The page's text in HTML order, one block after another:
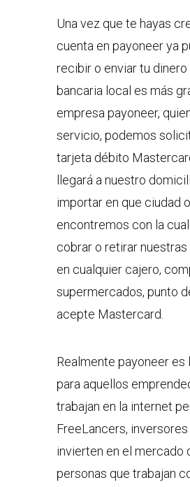
Una vez que te hayas
cuenta en payoneer ya
recibir o enviar tu dinero
bancaria local es más
empresa payoneer,
servicio, podemos
tarjeta débito
llegará a nuestro
importar en que ciudad
encontremos con la
cobrar o retirar nuestras
en cualquier cajero,
supermercados, punto
acepte Mastercard.
Realmente payoneer es
para aquellos
trabajan en la internet
FreeLancers, inversores
invierten en el mercado
personas que trabajan